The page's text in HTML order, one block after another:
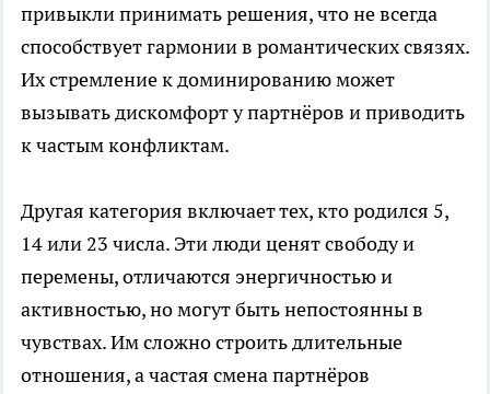
привыкли принимать решения, что не всегда
способствует гармонии в романтических связях.
Их стремление к доминированию может
вызывать дискомфорт у партнёров и приводить
к частым конфликтам.
Другая категория включает тех, кто родился 5,
14 или 23 числа. Эти люди ценят свободу и
перемены, отличаются энергичностью и
активностью, но могут быть непостоянны в
чувствах. Им сложно строить длительные
отношения, а частая смена партнёров